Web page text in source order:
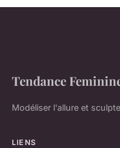
Tendance
Modéliser l'allure et
LIENS